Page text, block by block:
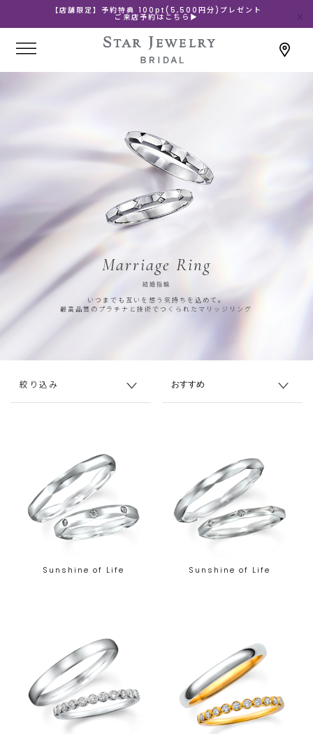
【店舗限定】予約特典 100pt(5,500円分)プレゼント
ご来店予約はこちら▶
Marriage Ring
結婚指輪
いつまでも互いを想う気持ちを込めて。
最高品質のプラチナと技術でつくられたマリッジリング
絞り込み
Sunshine of Life Sunshine of Life